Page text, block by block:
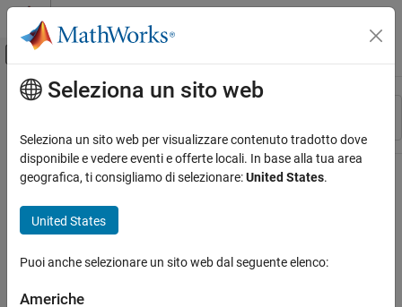
Vai al contenuto
Attiva/disattiva menu di navigazione
Risorsa
Stato
Contenuto principale
Seleziona un sito web
Seleziona un sito web per visualizzare contenuto tradotto dove
disponibile e vedere eventi e offerte locali. In base alla tua area
geografica, ti consigliamo di selezionare:United States.
United States
Puoi anche selezionare un sito web dal seguente elenco:
Americhe